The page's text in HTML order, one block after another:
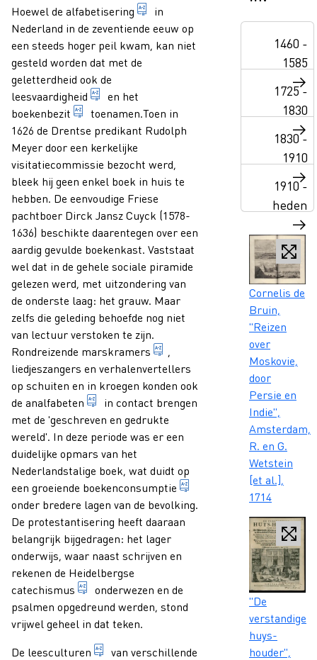
Paragraphs
Hoewel de alfabetisering het aanleren van het passief en
in
Nederland in de zeventiende eeuw op
een steeds hoger peil kwam, kan niet
gesteld worden dat met de
geletterdheid ook de
leesvaardigheid
vaardigheid in het lezen
en het
boekenbezit
boeken die behoren tot de eigendommen
toenamen.Toen in
1626 de Drentse predikant Rudolph
Meyer door een kerkelijke
visitatiecommissie bezocht werd,
bleek hij geen enkel boek in huis te
hebben. De eenvoudige Friese
pachtboer Dirck Jansz Cuyck (1578-
1636) beschikte daarentegen over een
aardig gevulde boekenkast. Vaststaat
wel dat in de gehele sociale piramide
gelezen werd, met uitzondering van
de onderste laag: het grauw. Maar
zelfs die geleding behoefde nog niet
van lectuur verstoken te zijn.
Rondreizende marskramers rondreizende handelaar die
,
liedjeszangers en verhalenvertellers
op schuiten en in kroegen konden ook
de analfabeten iemand die niet kan lezen of schrijven.
in contact brengen
met de 'geschreven en gedrukte
wereld'. In deze periode was er een
duidelijke opmars van het
Nederlandstalige boek, wat duidt op
een groeiende boekenconsumptie
aankoop en gebruik van
onder bredere lagen van de bevolking.
De protestantisering heeft daaraan
belangrijk bijgedragen: het lager
onderwijs, waar naast schrijven en
rekenen de Heidelbergse
catechismus
overzicht van de hoofdlijnen van de leer van
onderwezen en de
psalmen opgedreund werden, stond
vrijwel geheel in dat teken.
De leesculturen algemene term voor alle aspecten die te
van verschillende
1460 -
1585
1725 -
1830
1830 -
1910
1910 -
heden
Caption
Cornelis de
Bruin,
"Reizen
over
Moskovie,
door
Persie en
Indie",
Amsterdam,
R. en G.
Wetstein
[et al.],
1714
Caption
"De
verstandige
huys-
houder",